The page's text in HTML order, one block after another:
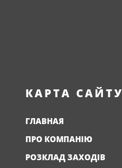
КАРТА САЙТУ
ГЛАВНАЯ
ПРО КОМПАНІЮ
РОЗКЛАД ЗАХОДІВ